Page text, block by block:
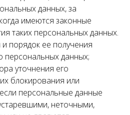
данных, за
имеются законные
таких персональных данных.
порядок ее получения
персональных данных;
уточнения его
блокирования или
персональные данные
неточными,